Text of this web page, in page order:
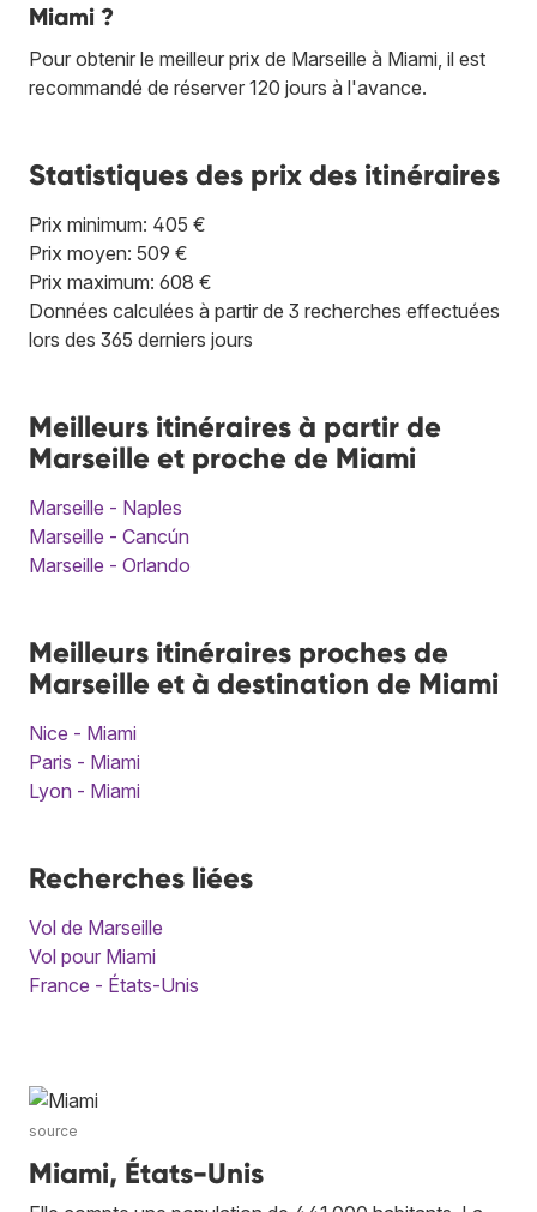
Miami ?
Pour obtenir le meilleur prix de Marseille à Miami, il est
recommandé de réserver 120 jours à l'avance.
Statistiques des prix des itinéraires
Prix minimum: 405 €
Prix moyen: 509 €
Prix maximum: 608 €
Données calculées à partir de 3 recherches effectuées
lors des 365 derniers jours
Meilleurs itinéraires à partir de
Marseille et proche de Miami
Marseille - Naples
Marseille - Cancún
Marseille - Orlando
Meilleurs itinéraires proches de
Marseille et à destination de Miami
Nice - Miami
Paris - Miami
Lyon - Miami
Recherches liées
Vol de Marseille
Vol pour Miami
France - États-Unis
source
Miami, États-Unis